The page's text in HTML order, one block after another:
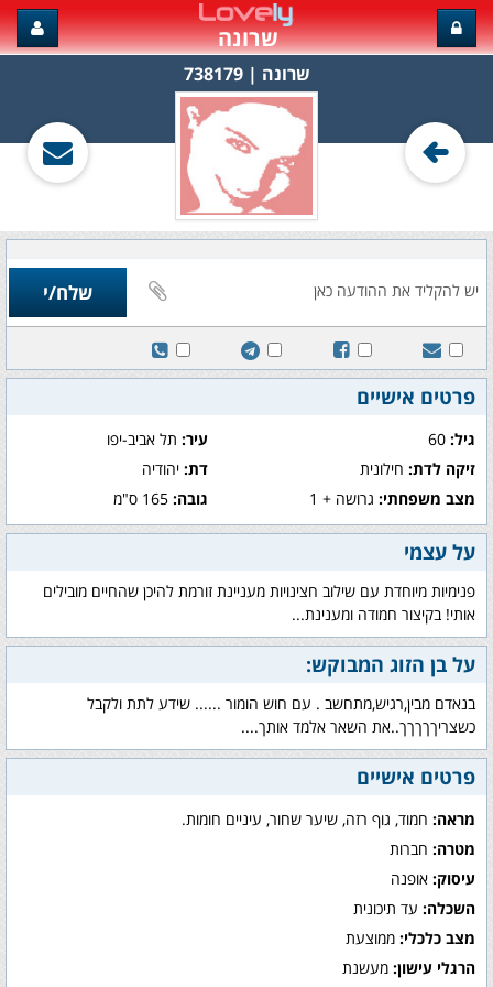
שרונה
שרונה‏ | 738179
פרטים אישיים
גיל: עיר:תל אביב-יפו
זיקה לדת: חילונית דת:יהודיה
מצב משפחתי: גרושה + 1 גובה:165 ס"מ
על עצמי
פנימיות מיוחדת עם שילוב חצינויות מעניינת זורמת להיכן שהחיים מובילים
אותי! בקיצור חמודה ומענינת...
על בן הזוג המבוקש:
בנאדם מבין,רגיש,מתחשב . עם חוש הומור ...... שידע לתת ולקבל
כשצריךךךךך..את השאר אלמד אותך....
פרטים אישיים
מראה: חמוד, גוף רזה, שיער שחור, עיניים חומות.
מטרה: חברות
עיסוק: אופנה
השכלה: עד תיכונית
מצב כלכלי: ממוצעת
הרגלי עישון: מעשנת